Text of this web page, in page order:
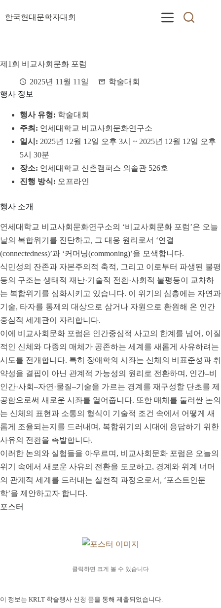
문
뛰
한국현대문학자대회
제1회 비교사회문화 포럼
2025년 11월 11일
학술대회
행사 정보
행사 유형: 학술대회
주최: 연세대학교 비교사회문화연구소
일시: 2025년 12월 12일 오후 3시 ~ 2025년 12월 12일 오후
5시 30분
장소: 연세대학교 신촌캠퍼스 외솔관 526호
진행 방식: 오프라인
행사 소개
연세대학교 비교사회문화연구소의 ‘비교사회문화 포럼’은 오늘
날의 복합위기를 진단하고, 그 대응 원리로서 ‘연결
(connectedness)’과 ‘커머닝(commoning)’을 모색합니다.
식민성의 잔존과 자본주의적 축적, 그리고 이로부터 파생된 불평
등의 구조는 생태적 재난·기술적 전환·사회적 불평등이 교차하
는 복합위기를 심화시키고 있습니다. 이 위기의 심층에는 자연과
기술, 타자를 통제의 대상으로 삼거나 자원으로 환원해 온 인간
중심적 세계관이 자리합니다.
이에 비교사회문화 포럼은 인간중심적 사고의 한계를 넘어, 이질
적인 신체와 다종의 매체가 공존하는 세계를 새롭게 사유하려는
시도를 전개합니다. 특히 장애학의 시좌는 신체의 비표준성과 취
약성을 결핍이 아닌 관계적 가능성의 원리로 전환하며, 인간–비
인간·사회–자연·물질–기술을 가르는 경계를 재구성할 단초를 제
공함으로써 새로운 시좌를 열어줍니다. 또한 매체를 둘러싼 논의
는 신체의 표현과 소통의 형식이 기술적 조건 속에서 어떻게 새
롭게 조율되는지를 드러내며, 복합위기의 시대에 응답하기 위한
사유의 전환을 촉발합니다.
이러한 논의와 실험들을 아우르며, 비교사회문화 포럼은 오늘의
위기 속에서 새로운 사유의 전환을 도모하고, 경계와 위계 너머
의 관계적 세계를 드러내는 실천적 과정으로서, ‘포스트인문
학’을 제안하고자 합니다.
포스터
클릭하면 크게 볼 수 있습니다
이 정보는 KRLT 학술행사 신청 폼을 통해 제출되었습니다.